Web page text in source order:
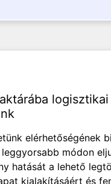
logisztikai
elérhetőségének
módon
hatását a lehető
kialakításáért és